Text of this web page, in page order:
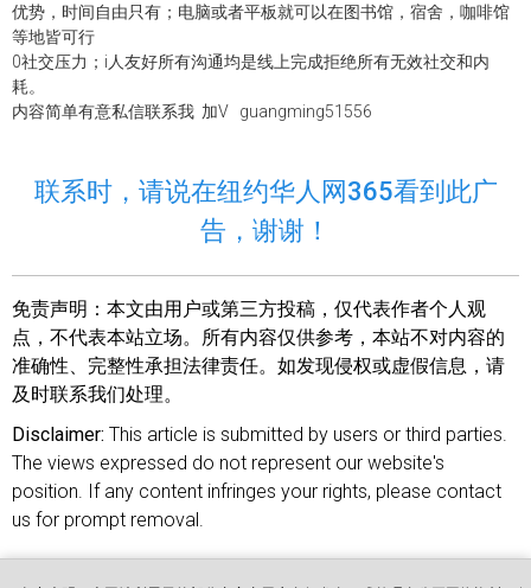
优势，时间自由只有；电脑或者平板就可以在图书馆，宿舍，咖啡馆
等地皆可行
0社交压力；i人友好所有沟通均是线上完成拒绝所有无效社交和内
耗。
内容简单有意私信联系我 加V guangming51556
联系时，请说在纽约华人网365看到此广
告，谢谢！
免责声明： 本文由用户或第三方投稿，仅代表作者个人观
点，不代表本站立场。所有内容仅供参考，本站不对内容的
准确性、完整性承担法律责任。如发现侵权或虚假信息，请
及时联系我们处理。
Disclaimer: This article is submitted by users or third parties.
The views expressed do not represent our website's
position. If any content infringes your rights, please contact
us for prompt removal.